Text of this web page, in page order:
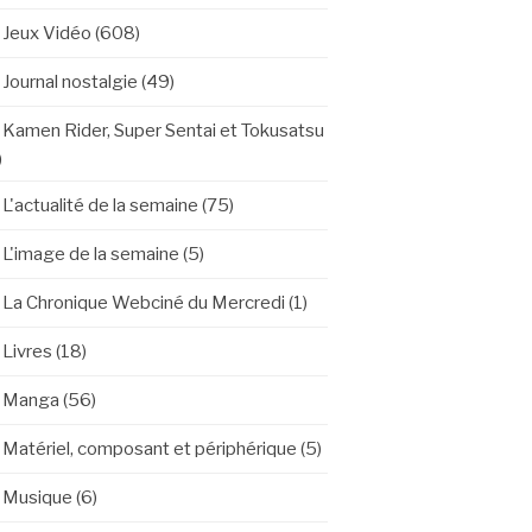
Jeux Vidéo (608)
Journal nostalgie (49)
Kamen Rider, Super Sentai et Tokusatsu
L'actualité de la semaine (75)
L'image de la semaine (5)
La Chronique Webciné du Mercredi (1)
Livres (18)
Manga (56)
Matériel, composant et périphérique (5)
Musique (6)